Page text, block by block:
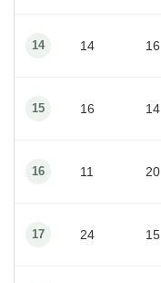
14 14 16
15 16 14
16 11 20
17 24 15